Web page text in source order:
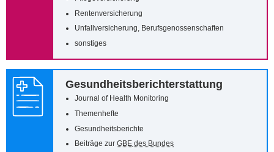
Rentenversicherung
Unfallversicherung, Berufsgenossenschaften
sonstiges
Gesundheitsberichterstattung
Journal of Health Monitoring
Themenhefte
Gesundheitsberichte
Beiträge zur GBE des Bundes